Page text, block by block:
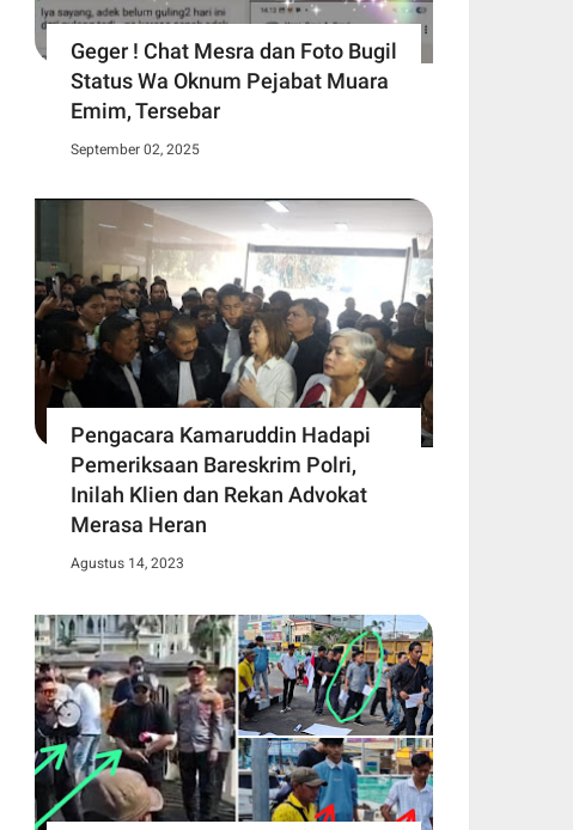
Geger ! Chat Mesra dan Foto Bugil
Status Wa Oknum Pejabat Muara
Emim, Tersebar
September 02, 2025
Pengacara Kamaruddin Hadapi
Pemeriksaan Bareskrim Polri,
Inilah Klien dan Rekan Advokat
Merasa Heran
Agustus 14, 2023